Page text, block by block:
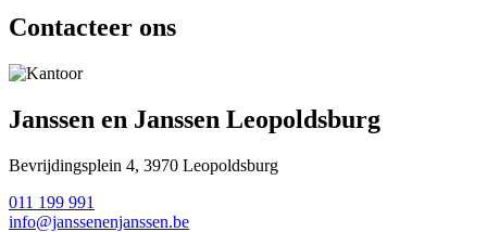
Contacteer ons
Janssen en Janssen Leopoldsburg
Bevrijdingsplein 4, 3970 Leopoldsburg
011 199 991
info@janssenenjanssen.be